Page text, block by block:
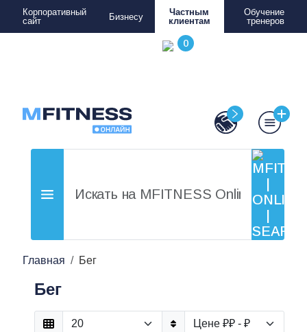
Корпоративный
сайт
Бизнесу
Частным
клиентам
Обучение
тренеров
Главная Бег
Бег